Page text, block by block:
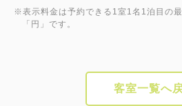
※表示料金は予約できる1室1名1泊目の
「円」です。
客室一覧へ